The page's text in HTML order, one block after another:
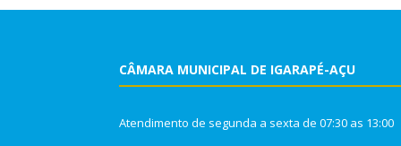
CÂMARA MUNICIPAL DE IGARAPÉ-AÇU
Atendimento de segunda a sexta de 07:30 as 13:00